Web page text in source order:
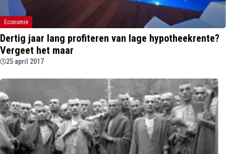
Economie
Dertig jaar lang profiteren van lage hypotheekrente?
Vergeet het maar
25 april 2017